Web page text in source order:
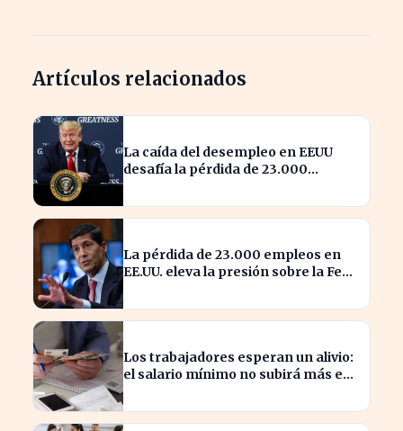
Artículos relacionados
La caída del desempleo en EEUU
desafía la pérdida de 23.000
La pérdida de 23.000 empleos en
EE.UU. eleva la presión sobre la Fed
Los trabajadores esperan un alivio:
el salario mínimo no subirá más en